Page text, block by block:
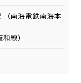
南海電鉄南海本
線）